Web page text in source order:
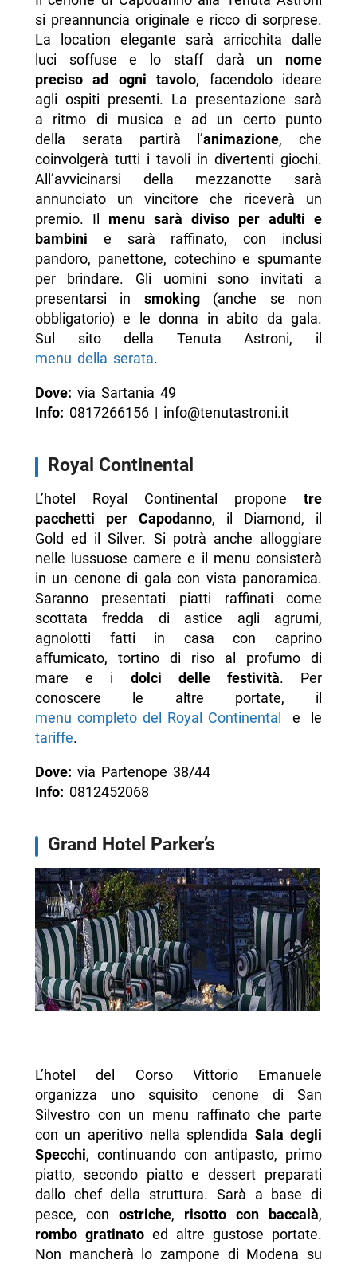
si preannuncia originale e ricco di sorprese.
La location elegante sarà arricchita dalle
luci soffuse e lo staff darà un nome
preciso ad ogni tavolo, facendolo ideare
agli ospiti presenti. La presentazione sarà
a ritmo di musica e ad un certo punto
della serata partirà l’animazione, che
coinvolgerà tutti i tavoli in divertenti giochi.
All’avvicinarsi della mezzanotte sarà
annunciato un vincitore che riceverà un
premio. Il menu sarà diviso per adulti e
bambini e sarà raffinato, con inclusi
pandoro, panettone, cotechino e spumante
per brindare. Gli uomini sono invitati a
presentarsi in smoking(anche se non
obbligatorio) e le donna in abito da gala.
Sul sito della Tenuta Astroni, il
menu della serata.
Dove: via Sartania 49
Info: 0817266156 | info@tenutastroni.it
Royal Continental
L’hotel Royal Continental proponetre
pacchetti per Capodanno, il Diamond, il
Gold ed il Silver. Si potrà anche alloggiare
nelle lussuose camere e il menu consisterà
in un cenone di gala con vista panoramica.
Saranno presentati piatti raffinati come
scottata fredda di astice agli agrumi,
agnolotti fatti in casa con caprino
affumicato, tortino di riso al profumo di
mare e i dolci delle festività. Per
conoscere le altre portate, il
menu completo del Royal Continental
e le
tariffe.
Dove: via Partenope 38/44
Info: 0812452068
Grand Hotel Parker’s
L’hotel del Corso Vittorio Emanuele
organizza uno squisito cenone di San
Silvestro con un menu raffinato che parte
con un aperitivo nella splendida Sala degli
Specchi, continuando con antipasto, primo
piatto, secondo piatto e dessert preparati
dallo chef della struttura. Sarà a base di
pesce, con ostriche, risotto con baccalà,
rombo gratinatoed altre gustose portate.
Non mancherà lo zampone di Modena su